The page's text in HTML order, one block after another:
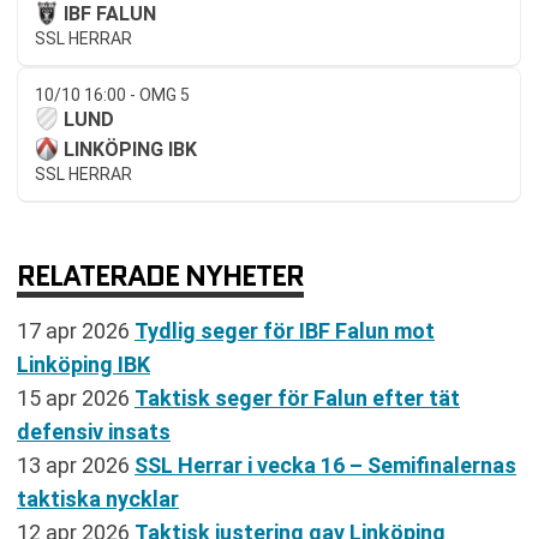
IBF FALUN
SSL HERRAR
10/10 16:00 - OMG 5
LUND
LINKÖPING IBK
SSL HERRAR
RELATERADE NYHETER
17 apr 2026 Tydlig seger för IBF Falun mot
Linköping IBK
15 apr 2026 Taktisk seger för Falun efter tät
defensiv insats
13 apr 2026 SSL Herrar i vecka 16 – Semifinalernas
taktiska nycklar
12 apr 2026 Taktisk justering gav Linköping